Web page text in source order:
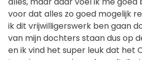
voor dat alles zo goed mogelijk
ik dit vrijwilligerswerk ben gaan
van mijn dochters staan dus op
en ik vind het super leuk dat het